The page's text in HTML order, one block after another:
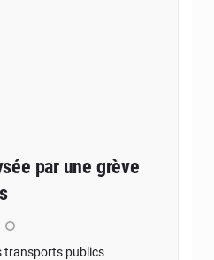
par une grève
transports publics